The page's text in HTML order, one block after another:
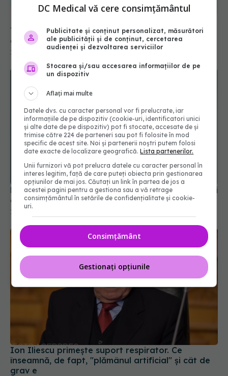
Tiroida ta e obosită? 6 semne ignorate de femei
după 30 de ani
19 apr 2025, 12:15
Loviturile repetate la cap pot duce la Alzheimer și
demență. Cum se pot activa virusuri latente
13 ian 2025, 14:36
Ion Iliescu primește suport respirator. Ce
înseamnă, de fapt, "plămânul artificial" și cât de
grav e
DC Medical vă cere consimțământul
Publicitate și conținut personalizat, măsurători
ale publicității și de conținut, cercetarea
audienței și dezvoltarea serviciilor
Stocarea și/sau accesarea informațiilor de pe
un dispozitiv
Aflați mai multe
Datele dvs. cu caracter personal vor fi prelucrate, iar
informațiile de pe dispozitiv (cookie-uri, identificatori unici
și alte date de pe dispozitiv) pot fi stocate, accesate de și
trimise către 224 de parteneri sau pot fi folosite în mod
specific de acest site. Noi și partenerii noștri putem folosi
date exacte de localizare geografică.Lista partenerilor.
Unii furnizori vă pot prelucra datele cu caracter personal în
interes legitim, față de care puteți obiecta prin gestionarea
opțiunilor de mai jos. Căutați un link în partea de jos a
acestei pagini pentru a gestiona sau a vă retrage
consimțământul în setările de confidențialitate și cookie-
uri.
Consimțământ
Gestionați opțiunile